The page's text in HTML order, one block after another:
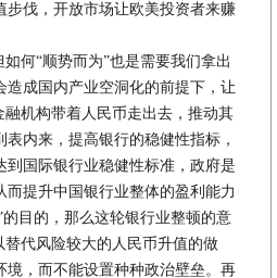
伐，开放市场让欧美投资者来赚
何“顺势而为”也是需要我们拿出
成国内产业空洞化的前提下，让
机构带着人民币走出去，推动其
内来，提高银行的稳健性指标，
国际银行业稳健性标准，政府是
提升中国银行业整体的盈利能力
目的，那么这轮银行业整顿的意
替代风险较大的人民币升值的做
，而不能设置种种政治壁垒。再